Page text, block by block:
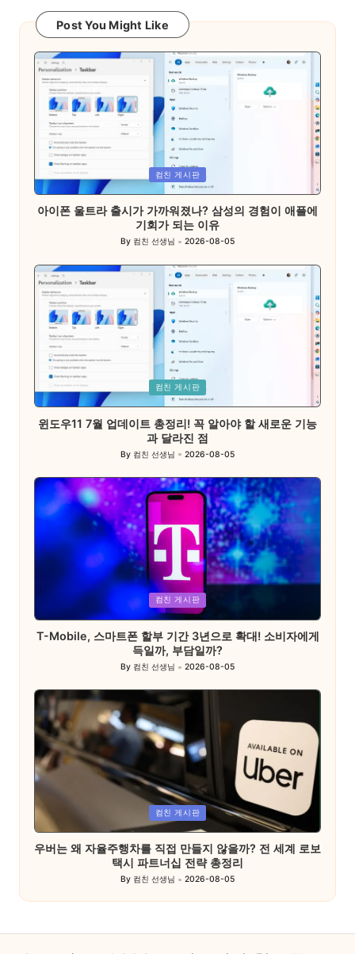
Post You Might Like
Posted
in
컴친 게시판
아이폰 울트라 출시가 가까워졌나? 삼성의 경험이 애플에
기회가 되는 이유
Posted
By 컴친 선생님 2026-08-05
Posted
in
컴친 게시판
윈도우11 7월 업데이트 총정리! 꼭 알아야 할 새로운 기능
과 달라진 점
Posted
By 컴친 선생님 2026-08-05
컴친 게시판
T-Mobile, 스마트폰 할부 기간 3년으로 확대! 소비자에게
득일까, 부담일까?
Posted
By 컴친 선생님 2026-08-05
Posted
in
컴친 게시판
우버는 왜 자율주행차를 직접 만들지 않을까? 전 세계 로보
택시 파트너십 전략 총정리
Posted
by
By 컴친 선생님 2026-08-05